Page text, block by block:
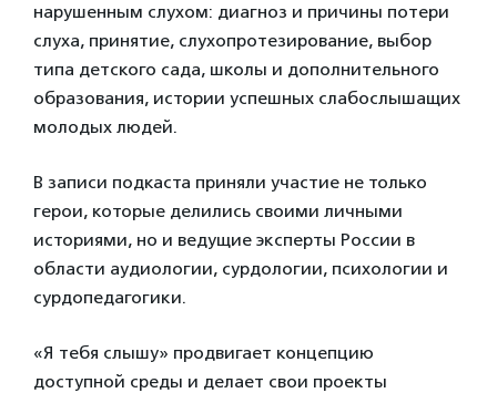
нарушенным слухом: диагноз и причины потери
слуха, принятие, слухопротезирование, выбор
типа детского сада, школы и дополнительного
образования, истории успешных слабослышащих
молодых людей.
В записи подкаста приняли участие не только
герои, которые делились своими личными
историями, но и ведущие эксперты России в
области аудиологии, сурдологии, психологии и
сурдопедагогики.
«Я тебя слышу» продвигает концепцию
доступной среды и делает свои проекты